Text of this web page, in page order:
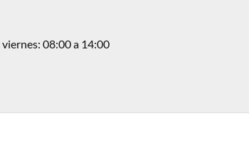
viernes: 08:00 a 14:00